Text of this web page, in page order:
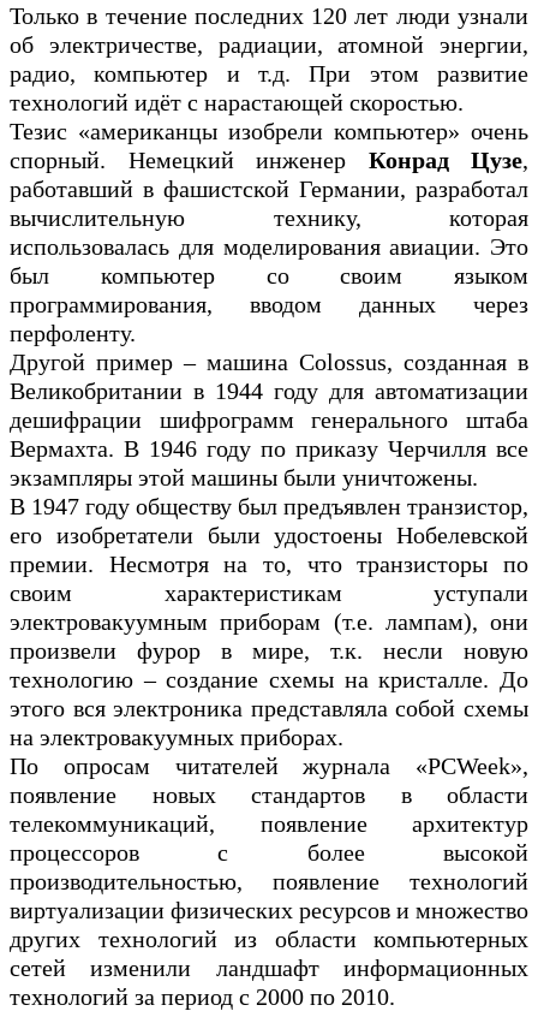
Только в течение последних 120 лет люди узнали
об электричестве, радиации, атомной энергии,
радио, компьютер и т.д. При этом развитие
технологий идёт с нарастающей скоростью.
Тезис «американцы изобрели компьютер» очень
спорный. Немецкий инженер Конрад Цузе,
работавший в фашистской Германии, разработал
вычислительную технику, которая
использовалась для моделирования авиации. Это
был компьютер со своим языком
программирования, вводом данных через
перфоленту.
Другой пример – машина Colossus, созданная в
Великобритании в 1944 году для автоматизации
дешифрации шифрограмм генерального штаба
Вермахта. В 1946 году по приказу Черчилля все
экзампляры этой машины были уничтожены.
В 1947 году обществу был предъявлен транзистор,
его изобретатели были удостоены Нобелевской
премии. Несмотря на то, что транзисторы по
своим характеристикам уступали
электровакуумным приборам (т.е. лампам), они
произвели фурор в мире, т.к. несли новую
технологию – создание схемы на кристалле. До
этого вся электроника представляла собой схемы
на электровакуумных приборах.
По опросам читателей журнала «PCWeek»,
появление новых стандартов в области
телекоммуникаций, появление архитектур
процессоров с более высокой
производительностью, появление технологий
виртуализации физических ресурсов и множество
других технологий из области компьютерных
сетей изменили ландшафт информационных
технологий за период с 2000 по 2010.